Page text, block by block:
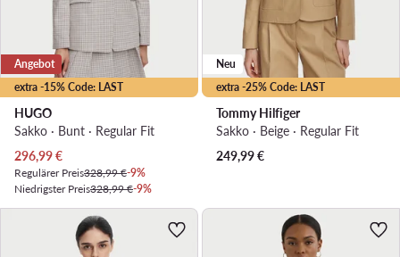
extra -15% Code: LAST
Angebot
HUGO
Sakko · Bunt · Regular Fit
Aktueller Preis
296,99€
Regulärer Preis328,99 €-9%
Niedrigster Preis328,99 €-9%
extra -25% Code: LAST
Neu
Tommy Hilfiger
Sakko · Beige · Regular Fit
249,99€